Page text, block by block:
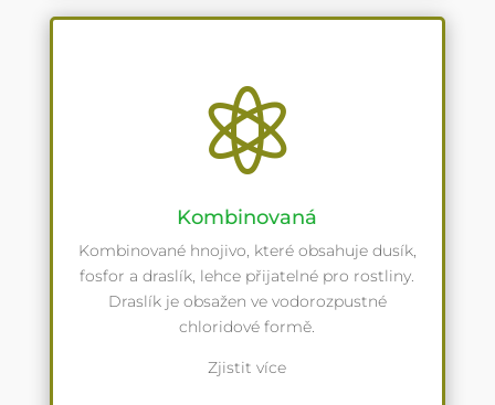

Kombinovaná
Kombinované hnojivo, které obsahuje dusík,
fosfor a draslík, lehce přijatelné pro rostliny.
Draslík je obsažen ve vodorozpustné
chloridové formě.
Zjistit více